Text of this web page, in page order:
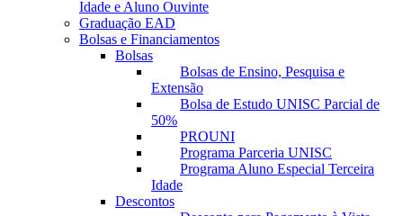
Idade e Aluno Ouvinte
Graduação EAD
Bolsas e Financiamentos
Bolsas
Bolsas de Ensino, Pesquisa e
Extensão
Bolsa de Estudo UNISC Parcial de
50%
PROUNI
Programa Parceria UNISC
Programa Aluno Especial Terceira
Idade
Descontos